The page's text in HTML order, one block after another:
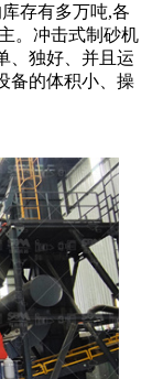
存有多万吨,各
。冲击式制砂机
、独好、并且运
备的体积小、操